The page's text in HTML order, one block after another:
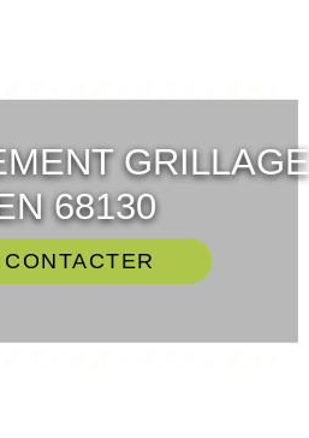
GRILLAGE
68130